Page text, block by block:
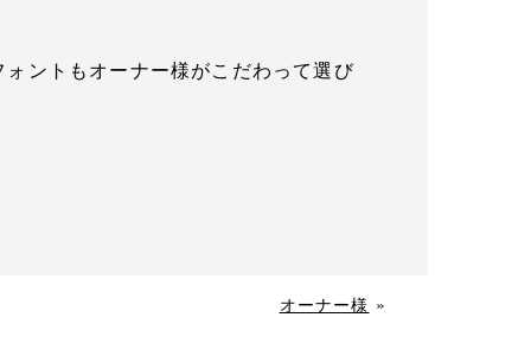
ントもオーナー様がこだわって選び
オーナー様 »